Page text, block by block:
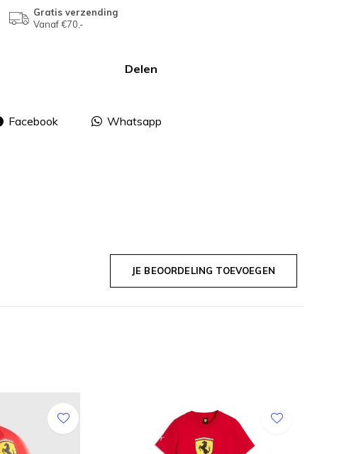
Gratis verzending
Vanaf €70,-
Delen
Facebook Whatsapp
JE BEOORDELING TOEVOEGEN